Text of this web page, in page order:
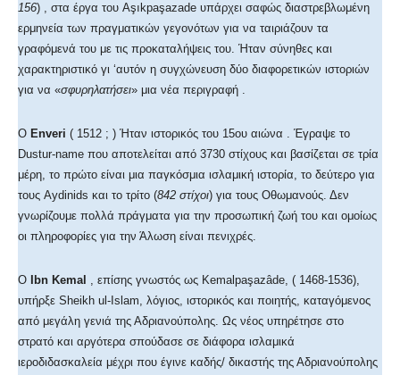
156) , στα έργα του Aşıkpaşazade υπάρχει σαφώς διαστρεβλωμένη
ερμηνεία των πραγματικών γεγονότων για να ταιριάζουν τα
γραφόμενά του με τις προκαταλήψεις του. Ήταν σύνηθες και
χαρακτηριστικό γι ‘αυτόν η συγχώνευση δύο διαφορετικών ιστοριών
για να «σφυρηλατήσει» μια νέα περιγραφή .
Ο Enveri ( 1512 ; ) Ήταν ιστορικός του 15ου αιώνα . Έγραψε το
Dustur-name που αποτελείται από 3730 στίχους και βασίζεται σε τρία
μέρη, το πρώτο είναι μια παγκόσμια ισλαμική ιστορία, το δεύτερο για
τους Aydinids και το τρίτο (842 στίχοι) για τους Οθωμανούς. Δεν
γνωρίζουμε πολλά πράγματα για την προσωπική ζωή του και ομοίως
οι πληροφορίες για την Άλωση είναι πενιχρές.
Ο Ibn Κemal , επίσης γνωστός ως Kemalpaşazâde, ( 1468-1536),
υπήρξε Sheikh ul-Islam, λόγιος, ιστορικός και ποιητής, καταγόμενος
από μεγάλη γενιά της Αδριανούπολης. Ως νέος υπηρέτησε στο
στρατό και αργότερα σπούδασε σε διάφορα ισλαμικά
ιεροδιδασκαλεία μέχρι που έγινε καδής/ δικαστής της Αδριανούπολης